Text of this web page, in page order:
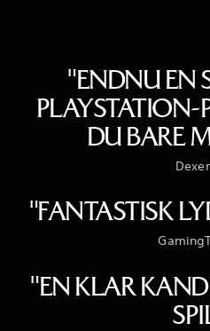
"ENDNU EN
DU BARE
"FANTASTISK
"EN KLAR